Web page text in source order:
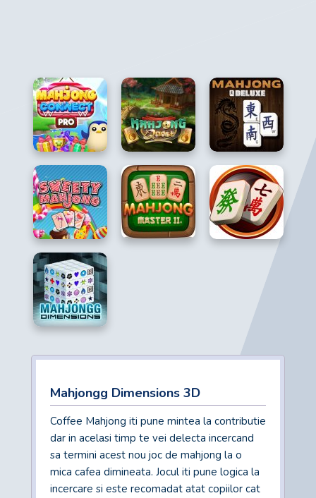
Mahjongg Dimensions 3D
Coffee Mahjong iti pune mintea la contributie
dar in acelasi timp te vei delecta incercand
sa termini acest nou joc de mahjong la o
mica cafea dimineata. Jocul iti pune logica la
incercare si este recomadat atat copiilor cat